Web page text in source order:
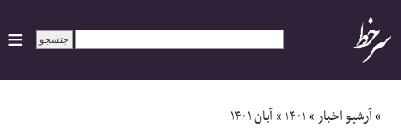
ایران»آرشیو اخبار»۱۴۰۱»آبان ۱۴۰۱